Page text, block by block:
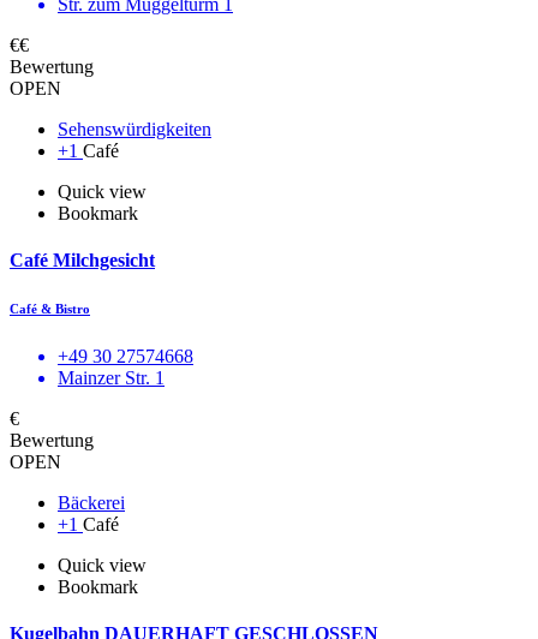
€€
Bewertung
OPEN
Sehenswürdigkeiten
+1 Café
Quick view
Bookmark
Café Milchgesicht
Café & Bistro
+49 30 27574668
Mainzer Str. 1
€
Bewertung
OPEN
Bäckerei
+1 Café
Quick view
Bookmark
Kugelbahn DAUERHAFT GESCHLOSSEN